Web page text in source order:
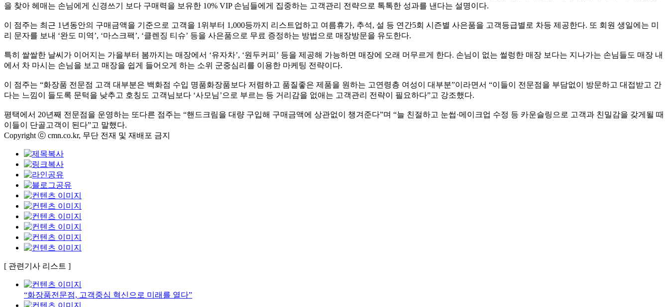
을 찾아 헤매는 손님에게 신경쓰기 보다 구매력을 보유한 10% VIP 손님들에게 집중하는 고객관리 전략으로 톡톡한 성과를 낸다는 설명이다.
이 점주는 최근 1년동안의 구매금액을 기준으로 고객을 1위부터 1,000등까지 리스트업하고 여름휴가, 추석, 설 등 연간5회 시즌별 사은품을 고객등급별로 차등 제공한다. 또 회원 생일에는 미
리 문자를 보내 ‘완도 미역’, ‘마스크팩’, ‘클렌징 티슈’ 등을 사은품으로 무료 증정하는 방법으로 매장방문을 유도한다.
특히 쌀쌀한 날씨가 이어지는 가을부터 봄까지는 매장에서 ‘유자차’, ‘원두커피’ 등을 제공해 가능하면 매장에 오래 머무르게 한다. 손님이 없는 썰렁한 매장 보다는 지나가는 손님들도 매장 내
에서 차 마시는 손님을 보고 매장을 쉽게 들어오게 하는 소위 군중심리를 이용한 마케팅 전략이다.
이 점주는 “화장품 전문점 고객 대부분은 백화점 수입 명품화장품보다 저렴하고 품질좋은 제품을 원하는 고연령층 여성이 대부분”이라면서 “이들이 전문점을 부담없이 방문하고 대접받고 간
다는 느낌이 들도록 문턱을 낮추고 호칭도 고객님보다 ‘사모님’으로 부르는 등 거리감을 없애는 고객관리 전략이 필요하다”고 강조했다.
평택에서 20년째 전문점을 운영하는 또다른 점주는 “핸드크림을 대량 구입해 구매금액에 상관없이 챙겨준다”며 “늘 친절하고 눈썹·메이크업 수정 등 카운슬링으로 고객과 친밀감을 갖게될 때
이들이 단골고객이 된다”고 말했다.
Copyright ⓒ cmn.co.kr, 무단 전재 및 재배포 금지
[ 관련기사 리스트 ]
“화장품전문점, 고객중심 혁신으로 미래를 열다”